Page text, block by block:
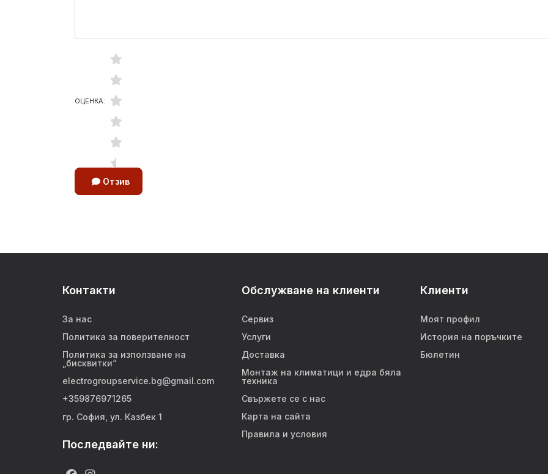
ОЦЕНКА:
Отзив
Контакти
За нас
Политика за поверителност
Политика за използване на
„бисквитки“
electrogroupservice.bg@gmail.com
+359876971265
гр. София, ул. Казбек 1
Последвайте ни:
Обслужване на клиенти
Сервиз
Услуги
Доставка
Монтаж на климатици и едра бяла
техника
Свържете се с нас
Карта на сайта
Правила и условия
Клиенти
Моят профил
История на поръчките
Бюлетин